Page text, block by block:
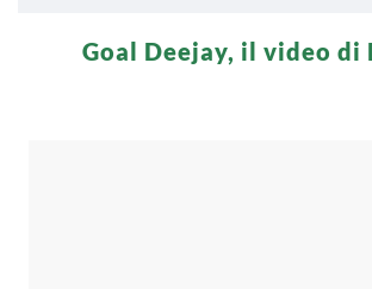
Goal Deejay, il video di